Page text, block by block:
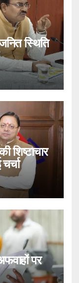
स्थिति
शिष्टाचार
पर